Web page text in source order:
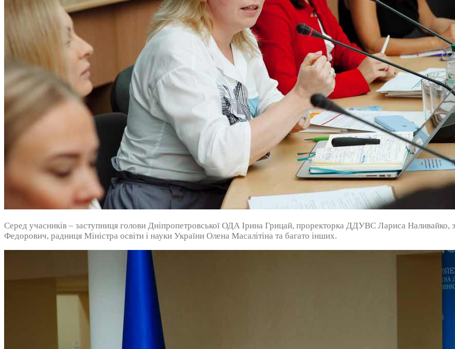
Серед учасників – заступниця голови Дніпропетровської ОДА Ірина Грицай, проректорка ДДУВС Лариса Наливайко,
Федорович, радниця Міністра освіти і науки України Олена Масалітіна та багато інших.